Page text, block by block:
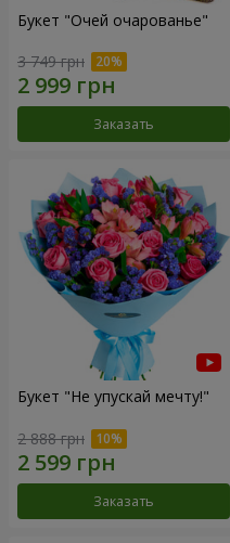
Букет "Очей очарованье"
3 749 грн
Заказать
Букет "Не упускай мечту!"
2 888 грн
Заказать